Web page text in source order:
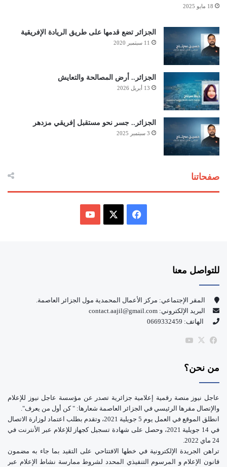
18 مايو 2025
الجزائر تضع قدمها على طريق الريادة الإفريقية
11 سبتمبر 2020
الجزائر.. أرض المصالحة والتعايش
13 أبريل 2026
الجزائر.. جسر نحو مستقبل إفريقي مزدهر
3 سبتمبر 2025
صفحاتنا
و
ك
للتواصل معنا
المقر الإجتماعي: مركز الأعمال المحمدية مول الجزائر العاصمة.
البريد الإلكتروني: contact.aajil@gmail.com
الهاتف: 0669332459
فيسبوك
‫X
من نحن؟
عاجل نيوز منصة رقمية إعلامية جزائرية تصدر عن مؤسسة عاجل نيوز للإعلام
والإتصال مقرها الرئيسي في الجزائر العاصمة شعارها: " كن أول من يعرف".
انطلق الموقع في العمل يوم 5 جويلية 2021، وتقدم بطلب اعتماد لوزارة الاتصال
في 14 جويلية 2021، وحصل على شهادة تسجيل كجهاز للإعلام عبر الأنترنت في
24 ماي 2022.
تراهن الجريدة الإلكترونية في خطها الافتتاحي على التقيد بما جاء به مضمون
قانون الإعلام و المرسوم التنفيذي المحدد لشروط ممارسة نشاط الإعلام عبر